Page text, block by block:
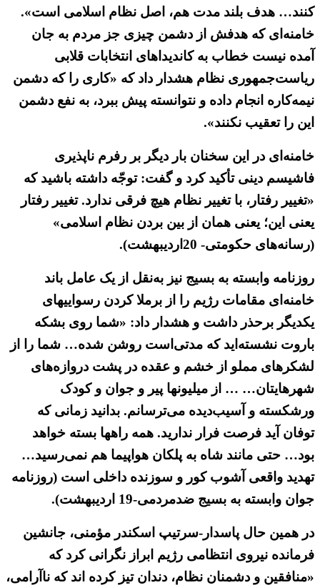
کنند… هدف بلند‌ مدت هم، اصل نظام اسلامی است».
خامنه‌ای که هدفش از دشمن چیزی جز مردم به جان
آمده نیست خطاب به کاندیداهای انتخابات قلابی
ریاست‌جمهوری نظام هشدار داد که «کاری را که دشمن
نیمه‌کاره انجام داده و نتوانسته پیش ببرد، به نفع دشمن
این را تعقیب نکنند».
خامنه‌ای در این سخنان بار دیگر بر رفرم ناپذیری
فاشیسم دینی تأکید کرد و گفت: توجّه داشته باشید که
«تغییر رفتار، با تغییر نظام هیچ فرقی ندارد. تغییر رفتار
یعنی این؛ یعنی همان از بین بردن نظام اسلامی»
(رسانه‌های حکومتی- 20اردیبهشت).
روزنامه وابسته به بسیج نیز به‌نقل از یک عامل باند
خامنه‌ای مقامات رژیم را از برملا کردن رسواییهای
یکدیگر برحذر داشت و هشدار داد: «شما روی بشکه
باروت نشسته‌اید که مدتی‌است روشن شده… شما را از
لشکرهای مملو از خشم و عقده در پشت دروازه‌های
شهرهایتان… … از میلیونها پیر و جوان و کودک
ورشکسته و آسیب‌دیده می‌ترسانم. بدانید زمانی که
توفان آید فرصت فرار ندارید. همه راهها بسته خواهد
بود… حتی مانند شاه به پلکان هواپیما هم نمی‌رسید…
تهدید واقعی آشوب کور و سوزنده داخلی‌ است (روزنامه
جوان وابسته به بسیج ضدمردمی-19 اردیبهشت).
در همین حال پاسدار-سرتیپ اسکندر مؤمنی، جانشین
فرمانده نیروی انتظامی رژیم ابراز نگرانی کرد که
«منافقین و دشمنان نظام، دندان تیز کرده‌ اند که ناآرامی،